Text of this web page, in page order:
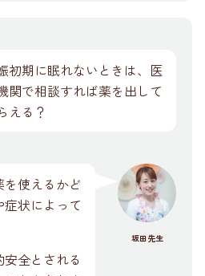
初期に眠れないときは、医
関で相談すれば薬を出して
える？
坂田先生
使えるかど
状によって
全とされる